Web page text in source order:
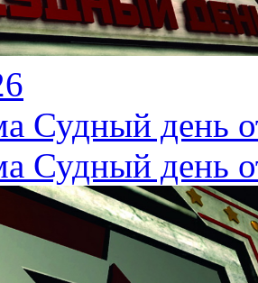
Судный день
Судный день